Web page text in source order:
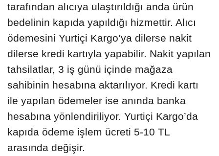
tarafından alıcıya ulaştırıldığı anda ürün
bedelinin kapıda yapıldığı hizmettir. Alıcı
ödemesini Yurtiçi Kargo’ya dilerse nakit
dilerse kredi kartıyla yapabilir. Nakit yapılan
tahsilatlar, 3 iş günü içinde mağaza
sahibinin hesabına aktarılıyor. Kredi kartı
ile yapılan ödemeler ise anında banka
hesabına yönlendiriliyor. Yurtiçi Kargo’da
kapıda ödeme işlem ücreti 5-10 TL
arasında değişir.